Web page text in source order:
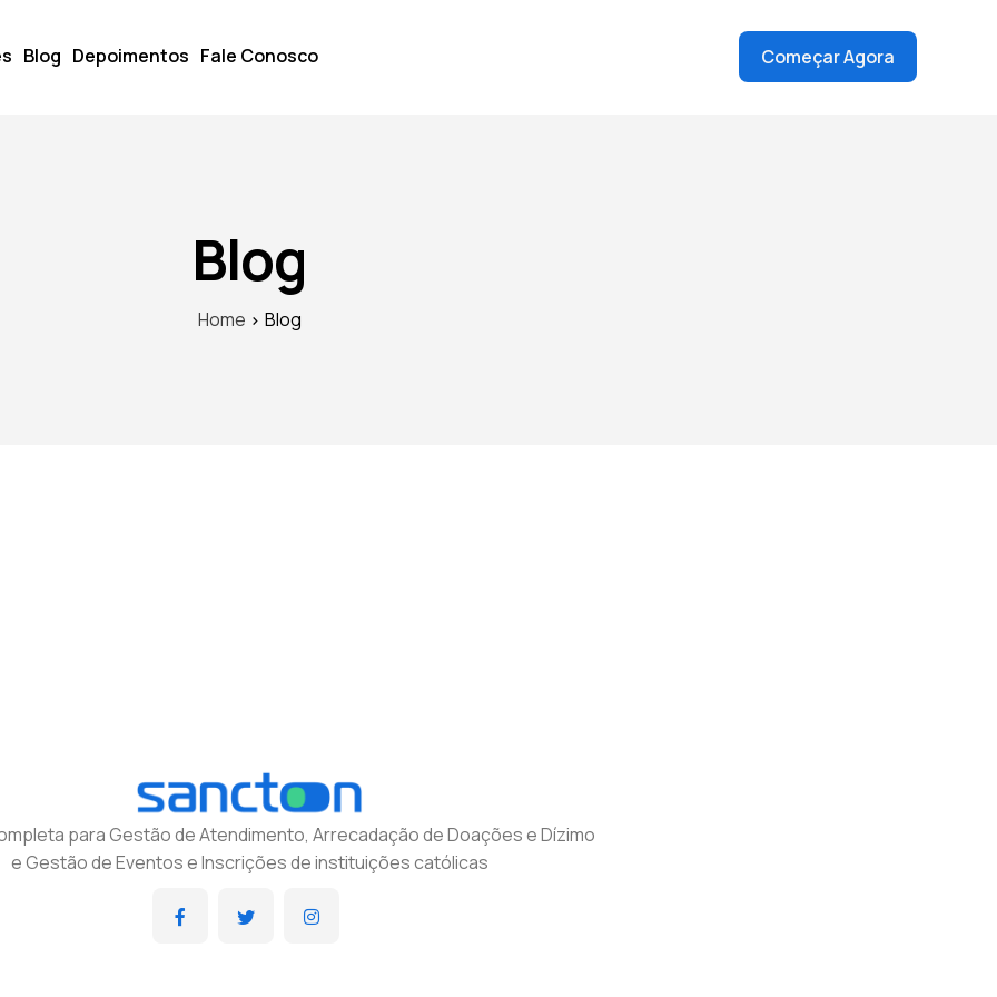
Blog Depoimentos Fale Conosco Começar Agora
Blog
Home Blog
para Gestão de Atendimento, Arrecadação de Doações e Dízimo
e Gestão de Eventos e Inscrições de instituições católicas